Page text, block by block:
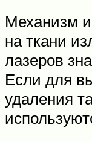
Механизм
на ткани
лазеров
Если для
удаления